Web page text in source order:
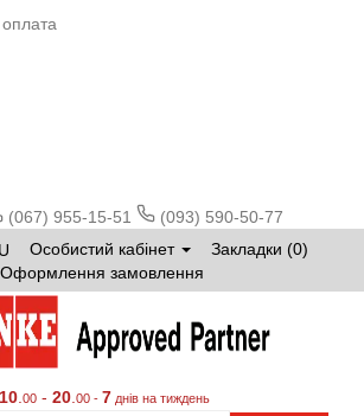
(067) 955-15-51
(093) 590-50-77
Особистий кабінет
Закладки (0)
Оформлення замовлення
10 00 - 20 00 - 7 днів на тиждень